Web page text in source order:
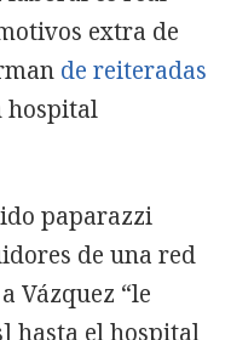
extra de
de reiteradas
hospital
paparazzi
de una red
Vázquez “le
hasta el hospital